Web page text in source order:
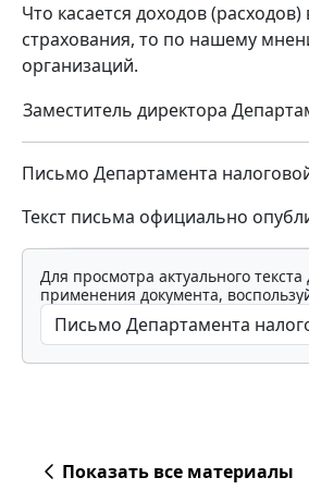
Что касается доходов
страхования, то по нашему
организаций.
Заместитель директора
Письмо Департамента
Текст письма официально
Для просмотра актуального
применения документа,
Показать все материалы